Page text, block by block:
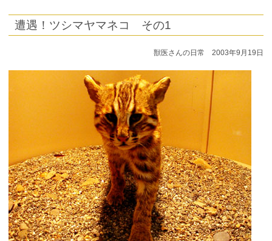
遭遇！ツシマヤマネコ その1
獣医さんの日常 2003年9月19日